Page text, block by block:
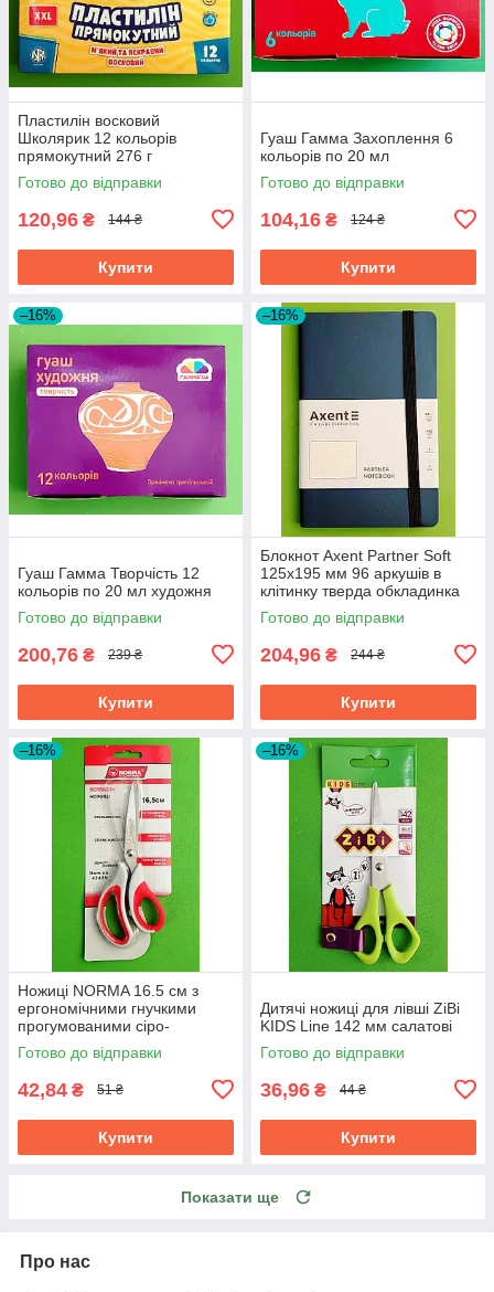
Пластилін восковий
Школярик 12 кольорів
прямокутний 276 г
Готово до відправки
120,96 ₴ 144 ₴
Купити
Гуаш Гамма Захоплення 6
кольорів по 20 мл
Готово до відправки
104,16 ₴ 124 ₴
Купити
–16%
Гуаш Гамма Творчість 12
кольорів по 20 мл художня
Готово до відправки
200,76 ₴ 239 ₴
Купити
–16%
Блокнот Axent Partner Soft
125х195 мм 96 аркушів в
клітинку тверда обкладинка
синій
Готово до відправки
204,96 ₴ 244 ₴
Купити
–16%
Ножиці NORMA 16.5 см з
ергономічними гнучкими
прогумованими сіро-
червоними ручками 1.8 мм
Готово до відправки
42,84 ₴ 51 ₴
Купити
–16%
Дитячі ножиці для лівші ZiBi
KIDS Line 142 мм салатові
Готово до відправки
36,96 ₴ 44 ₴
Купити
Показати ще
Про нас